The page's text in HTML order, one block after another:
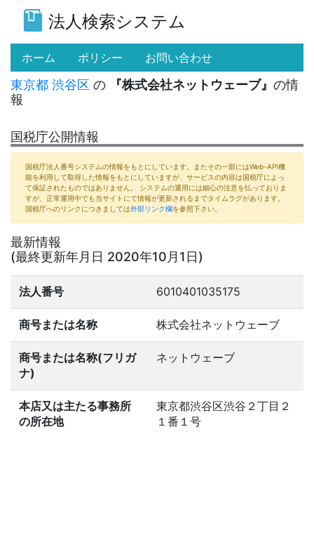
法人検索システム
ホーム (current)
ポリシー お問い合わせ
東京都 渋谷区 の 『株式会社ネットウェーブ』 の情
報
国税庁公開情報
国税庁法人番号システムの情報をもとにしています。またその一部にはWeb-API機
能を利用して取得した情報をもとにしていますが、サービスの内容は国税庁によっ
て保証されたものではありません。 システムの運用には細心の注意を払っておりま
すが、正常運用中でも当サイトにて情報が更新されるまでタイムラグがあります。
国税庁へのリンクにつきましては外部リンク欄を参照下さい。
最新情報
(最終更新年月日 2020年10月1日)
法人番号 6010401035175
商号または名称 株式会社ネットウェーブ
商号または名称(フリガ
ナ)
ネットウェーブ
本店又は主たる事務所
の所在地
東京都渋谷区渋谷２丁目２
１番１号